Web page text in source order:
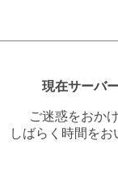
現在サーバ
ご迷惑をおか
しばらく時間を